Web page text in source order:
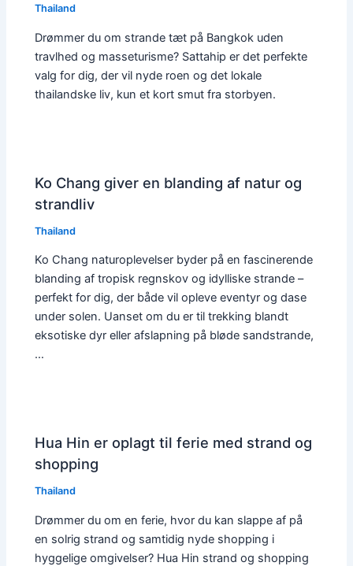
Thailand
Drømmer du om strande tæt på Bangkok uden
travlhed og masseturisme? Sattahip er det perfekte
valg for dig, der vil nyde roen og det lokale
thailandske liv, kun et kort smut fra storbyen.
Ko Chang giver en blanding af natur og
strandliv
Thailand
Ko Chang naturoplevelser byder på en fascinerende
blanding af tropisk regnskov og idylliske strande –
perfekt for dig, der både vil opleve eventyr og dase
under solen. Uanset om du er til trekking blandt
eksotiske dyr eller afslapning på bløde sandstrande,
…
Hua Hin er oplagt til ferie med strand og
shopping
Thailand
Drømmer du om en ferie, hvor du kan slappe af på
en solrig strand og samtidig nyde shopping i
hyggelige omgivelser? Hua Hin strand og shopping